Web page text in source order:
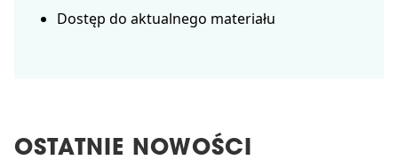
Dostęp do aktualnego materiału
OSTATNIE NOWOŚCI